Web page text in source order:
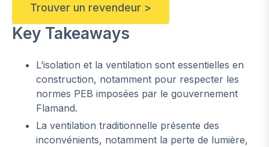
Trouver un revendeur >
Key Takeaways
L’isolation et la ventilation sont essentielles en
construction, notamment pour respecter les
normes PEB imposées par le gouvernement
Flamand.
La ventilation traditionnelle présente des
inconvénients, notamment la perte de lumière,